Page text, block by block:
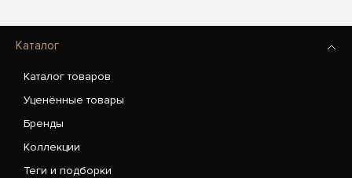
Каталог
Каталог товаров
Уценённые товары
Бренды
Коллекции
Теги и подборки